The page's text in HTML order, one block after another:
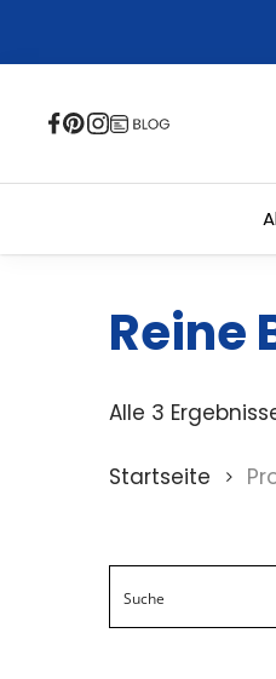
content
Reine
Alle 3
Startseite